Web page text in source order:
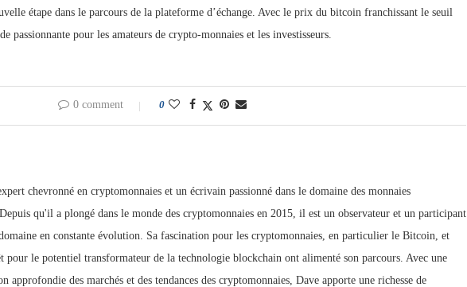
étape dans le parcours de la plateforme d’échange. Avec le prix du bitcoin franchissant le seuil
passionnante pour les amateurs de crypto-monnaies et les investisseurs.
0 comment 0
chevronné en cryptomonnaies et un écrivain passionné dans le domaine des monnaies
qu'il a plongé dans le monde des cryptomonnaies en 2015, il est un observateur et un participant
en constante évolution. Sa fascination pour les cryptomonnaies, en particulier le Bitcoin, et
pour le potentiel transformateur de la technologie blockchain ont alimenté son parcours. Avec une
approfondie des marchés et des tendances des cryptomonnaies, Dave apporte une richesse de